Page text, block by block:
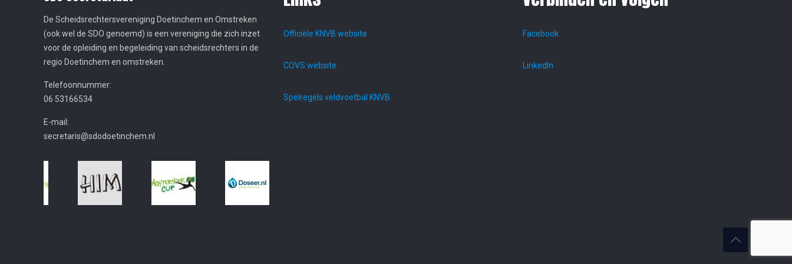
De Scheidsrechtersvereniging Doetinchem en Omstreken
(ook wel de SDO genoemd) is een vereniging die zich inzet
voor de opleiding en begeleiding van scheidsrechters in de
regio Doetinchem en omstreken.
Telefoonnummer:
06 53166534
E-mail:
secretaris@sdodoetinchem.nl
Officiële KNVB website
COVS website
Spelregels veldvoetbal KNVB
Facebook
LinkedIn